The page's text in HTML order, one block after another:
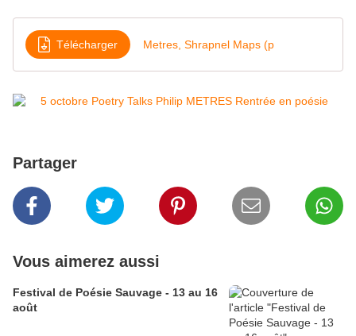
Télécharger Metres, Shrapnel Maps (p
Partager
Vous aimerez aussi
Festival de Poésie Sauvage - 13 au 16
août